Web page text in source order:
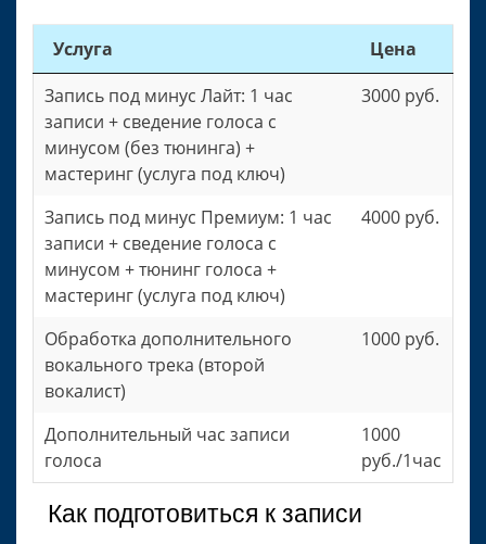
Услуга
Цена
Запись под минус Лайт: 1 час
записи + сведение голоса с
минусом (без тюнинга) +
мастеринг (услуга под ключ)
3000 руб.
Запись под минус Премиум: 1 час
записи + сведение голоса с
минусом + тюнинг голоса +
мастеринг (услуга под ключ)
4000 руб.
Обработка дополнительного
вокального трека (второй
вокалист)
1000 руб.
Дополнительный час записи
голоса
1000
руб./1час
Как подготовиться к записи